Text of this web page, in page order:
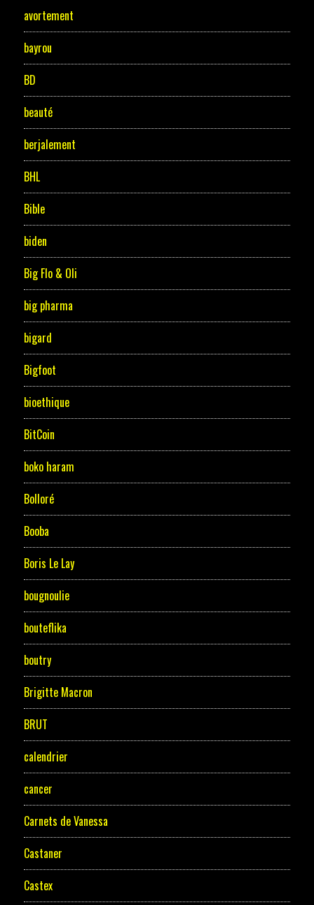
avortement
bayrou
BD
beauté
berjalement
BHL
Bible
biden
Big Flo & Oli
big pharma
bigard
Bigfoot
bioethique
BitCoin
boko haram
Bolloré
Booba
Boris Le Lay
bougnoulie
bouteflika
boutry
Brigitte Macron
BRUT
calendrier
cancer
Carnets de Vanessa
Castaner
Castex